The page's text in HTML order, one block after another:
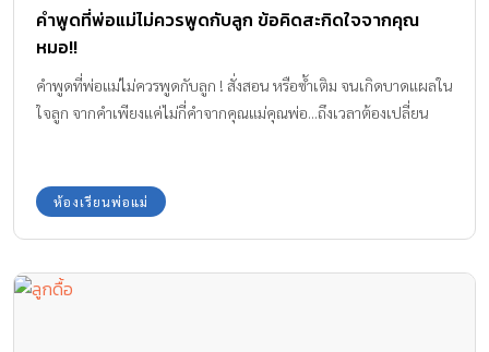
คำพูดที่พ่อแม่ไม่ควรพูดกับลูก ข้อคิดสะกิดใจจากคุณ
หมอ!!
คำพูดที่พ่อแม่ไม่ควรพูดกับลูก ! สั่งสอน หรือซ้ำเติม จนเกิดบาดแผลใน
ใจลูก จากคำเพียงแค่ไม่กี่คำจากคุณแม่คุณพ่อ...ถึงเวลาต้องเปลี่ยน
ห้องเรียนพ่อแม่